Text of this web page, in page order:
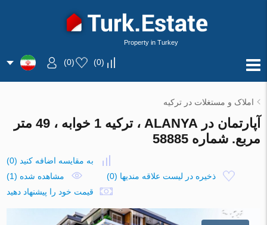
Property in Turkey
(
0
)
(
0
)
املاک و مستغلات در ترکیه
آپارتمان در ALANYA ، ترکیه 1 خوابه ، 49 متر
مربع. شماره 58885
به مقایسه اضافه کنید (
0
)
ذخیره در لیست علاقه مندیها (
0
)
مشاهده شده (1)
قیمت خود را پیشنهاد دهید